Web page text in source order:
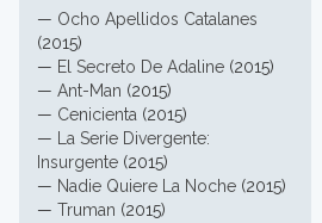
— Ocho Apellidos Catalanes
(2015)
— El Secreto De Adaline (2015)
— Ant-Man (2015)
— Cenicienta (2015)
—
La Serie Divergente:
Insurgente (2015)
— Nadie Quiere La Noche (2015)
— Truman (2015)